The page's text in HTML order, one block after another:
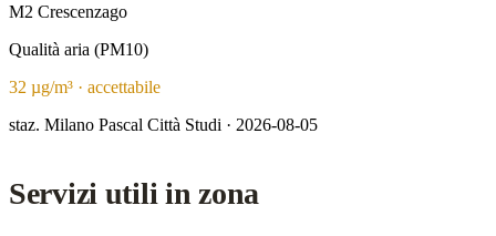
M2 Crescenzago
Qualità aria (PM10)
32 µg/m³ · accettabile
staz. Milano Pascal Città Studi · 2026-08-05
Servizi utili in zona